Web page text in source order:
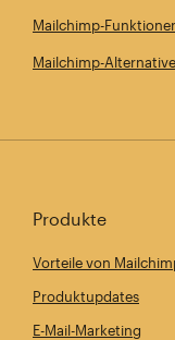
Mailchimp-
Mailchimp-
Produkte
Vorteile von
Produktupdates
E-Mail-Marketing